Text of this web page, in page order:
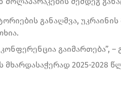
განაღმვა,
გაიმართება”, –
2025-2028